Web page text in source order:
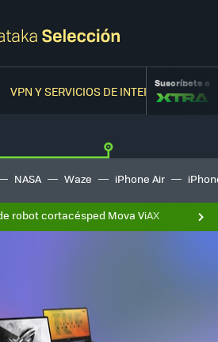
VPN Y SERVICIOS DE INTERNETSuscríbete a
NASA Waze iPhone Air
robot cortacésped Mova ViAX